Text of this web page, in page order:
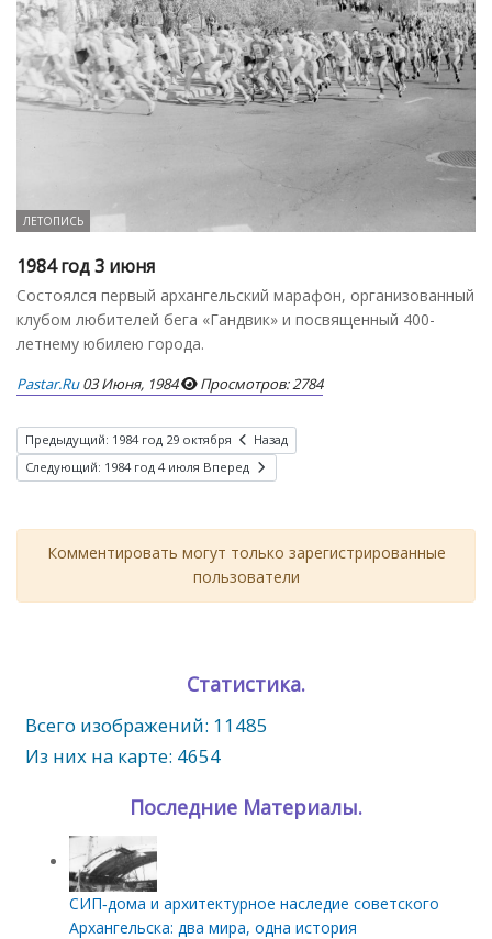
ЛЕТОПИСЬ
1984 год 3 июня
Состоялся первый архангельский марафон, организованный
клубом любителей бега «Гандвик» и посвященный 400-
летнему юбилею города.
Pastar.ru 03 Июня, 1984 Просмотров: 2784
Предыдущий: 1984 год 29 октября
Назад
Следующий: 1984 год 4 июля Вперед
Комментировать могут только зарегистрированные
пользователи
Статистика.
Всего изображений: 11485
Из них на карте: 4654
Последние Материалы.
СИП‑дома и архитектурное наследие советского
Архангельска: два мира, одна история